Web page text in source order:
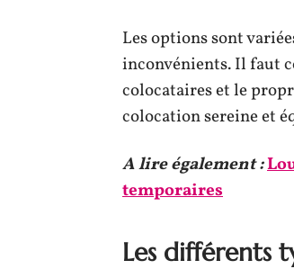
Les options sont
inconvénients. Il faut
colocataires et le
colocation sereine et
A lire également :
temporaires
Les différents